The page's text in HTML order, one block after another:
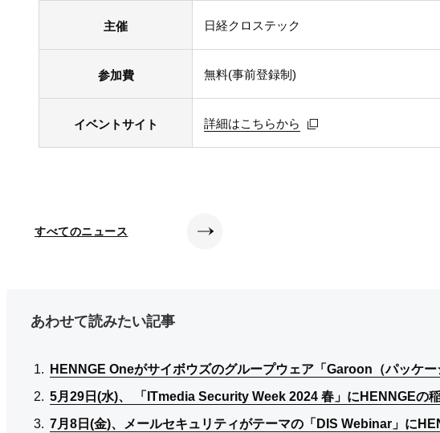
主催 日経クロステック
参加費 無料(事前登録制)
イベントサイト 詳細はこちらから
詳細はこちらから
詳細はこちらから
すべてのニュース
あわせて読みたい記事
HENNGE Oneがサイボウズのグループウェア「Garoon（パッケ
HENNGE Oneがサイボウズのグループウェア「Garoon（パッケ
HENNGE Oneがサイボウズのグループウェア「Garoon（パッケ
5月29日(水)、 「ITmedia Security Week 2024 春」にHENNGEの
5月29日(水)、 「ITmedia Security Week 2024 春」にHENNGEの
5月29日(水)、 「ITmedia Security Week 2024 春」にHENNGEの
7月8日(金)、メールセキュリティがテーマの「DIS Webinar」に
7月8日(金)、メールセキュリティがテーマの「DIS Webinar」に
7月8日(金)、メールセキュリティがテーマの「DIS Webinar」に